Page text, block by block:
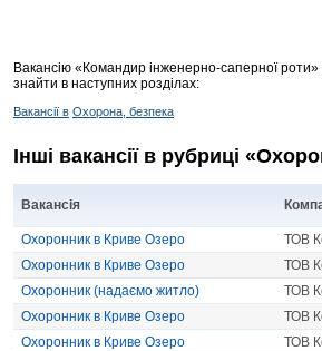
Вакансію «Командир інженерно-саперної
знайти в наступних розділах:
Вакансії в Охорона, безпека
Інші вакансії в рубриці
Вакансія
Охоронник в Криве Озеро ТОВ
Охоронник в Криве Озеро
ТОВ
Охоронник (надаємо житло)
ТОВ
Охоронник в Криве Озеро
ТОВ
Охоронник в Криве Озеро
ТОВ